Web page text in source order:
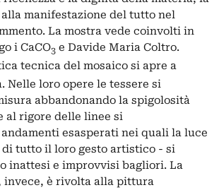
manifestazione del tutto nel
La mostra vede coinvolti in
i CaCO3 e Davide Maria Coltro.
tecnica del mosaico si apre a
Nelle loro opere le tessere si
abbandonando la spigolosità
al rigore delle linee si
esasperati nei quali la luce
tutto il loro gesto artistico - si
inattesi e improvvisi bagliori. La
invece, è rivolta alla pittura